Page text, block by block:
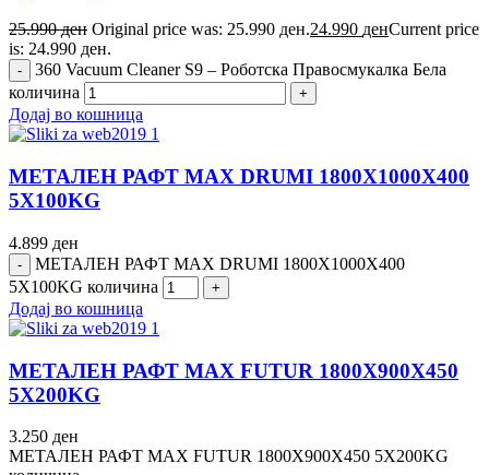
25.990ден Original price was: 25.990 ден.24.990 денCurrent price
is: 24.990 ден.
360 Vacuum Cleaner S9 – Роботска Правосмукалка Бела
количина
Додај во кошница
МЕТАЛЕН РАФТ MAX DRUMI 1800Х1000Х400
5Х100KG
4.899 ден
МЕТАЛЕН РАФТ MAX DRUMI 1800Х1000Х400
5Х100KG количина
Додај во кошница
МЕТАЛЕН РАФТ MAX FUTUR 1800Х900Х450
5Х200KG
3.250 ден
МЕТАЛЕН РАФТ MAX FUTUR 1800Х900Х450 5Х200KG